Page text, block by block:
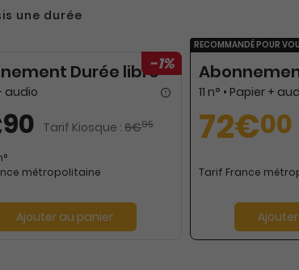
une durée
RECOMMANDÉ POUR
11 n° • Papier +
72€00
Tarif France
-1%
Durée libre
audio
90 Tarif Kiosque : 6€95
métropolitaine
Ajouter au panier